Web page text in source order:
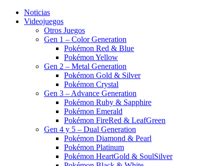
Noticias
Videojuegos
Otros Juegos
Gen 1 – Color Generation
Pokémon Red & Blue
Pokémon Yellow
Gen 2 – Metal Generation
Pokémon Gold & Silver
Pokémon Crystal
Gen 3 – Advance Generation
Pokémon Ruby & Sapphire
Pokémon Emerald
Pokémon FireRed & LeafGreen
Gen 4 y 5 – Dual Generation
Pokémon Diamond & Pearl
Pokémon Platinum
Pokémon HeartGold & SoulSilver